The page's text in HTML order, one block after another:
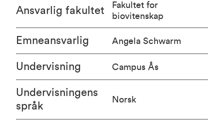
Ansvarlig fakultet
Fakultet for
biovitenskap
Emneansvarlig Angela Schwarm
Undervisning Campus Ås
Undervisningens
språk
Norsk